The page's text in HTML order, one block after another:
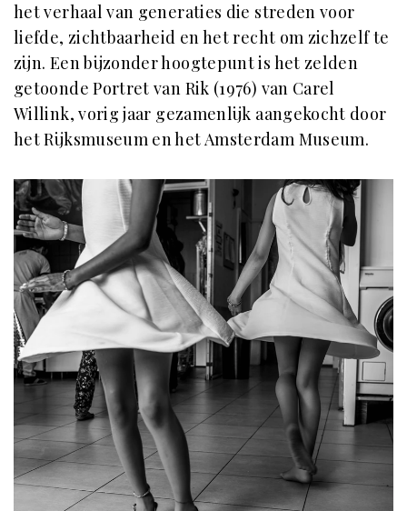
het verhaal van generaties die streden voor
liefde, zichtbaarheid en het recht om zichzelf te
zijn. Een bijzonder hoogtepunt is het zelden
getoonde Portret van Rik (1976) van Carel
Willink, vorig jaar gezamenlijk aangekocht door
het Rijksmuseum en het Amsterdam Museum.